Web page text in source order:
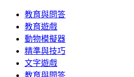
教育與問答
教育遊戲
動物模擬器
精準與技巧
文字遊戲